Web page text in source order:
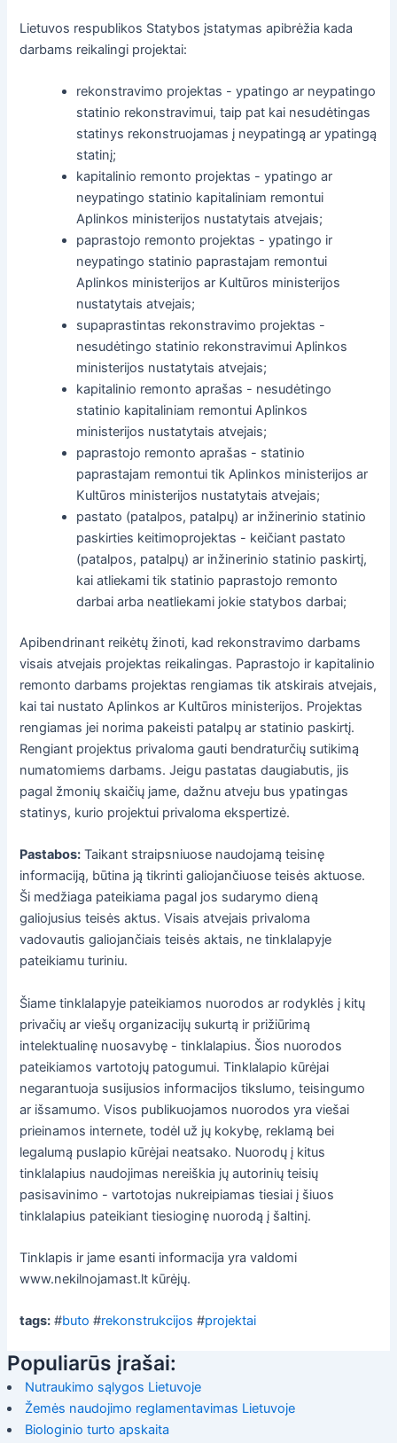
Lietuvos respublikos Statybos įstatymas apibrėžia kada
darbams reikalingi projektai:
rekonstravimo projektas - ypatingo ar neypatingo
statinio rekonstravimui, taip pat kai nesudėtingas
statinys rekonstruojamas į neypatingą ar ypatingą
statinį;
kapitalinio remonto projektas - ypatingo ar
neypatingo statinio kapitaliniam remontui
Aplinkos ministerijos nustatytais atvejais;
paprastojo remonto projektas - ypatingo ir
neypatingo statinio paprastajam remontui
Aplinkos ministerijos ar Kultūros ministerijos
nustatytais atvejais;
supaprastintas rekonstravimo projektas -
nesudėtingo statinio rekonstravimui Aplinkos
ministerijos nustatytais atvejais;
kapitalinio remonto aprašas - nesudėtingo
statinio kapitaliniam remontui Aplinkos
ministerijos nustatytais atvejais;
paprastojo remonto aprašas - statinio
paprastajam remontui tik Aplinkos ministerijos ar
Kultūros ministerijos nustatytais atvejais;
pastato (patalpos, patalpų) ar inžinerinio statinio
paskirties keitimoprojektas - keičiant pastato
(patalpos, patalpų) ar inžinerinio statinio paskirtį,
kai atliekami tik statinio paprastojo remonto
darbai arba neatliekami jokie statybos darbai;
Apibendrinant reikėtų žinoti, kad rekonstravimo darbams
visais atvejais projektas reikalingas. Paprastojo ir kapitalinio
remonto darbams projektas rengiamas tik atskirais atvejais,
kai tai nustato Aplinkos ar Kultūros ministerijos. Projektas
rengiamas jei norima pakeisti patalpų ar statinio paskirtį.
Rengiant projektus privaloma gauti bendraturčių sutikimą
numatomiems darbams. Jeigu pastatas daugiabutis, jis
pagal žmonių skaičių jame, dažnu atveju bus ypatingas
statinys, kurio projektui privaloma ekspertizė.
Pastabos: Taikant straipsniuose naudojamą teisinę
informaciją, būtina ją tikrinti galiojančiuose teisės aktuose.
Ši medžiaga pateikiama pagal jos sudarymo dieną
galiojusius teisės aktus. Visais atvejais privaloma
vadovautis galiojančiais teisės aktais, ne tinklalapyje
pateikiamu turiniu.
Šiame tinklalapyje pateikiamos nuorodos ar rodyklės į kitų
privačių ar viešų organizacijų sukurtą ir prižiūrimą
intelektualinę nuosavybę - tinklalapius. Šios nuorodos
pateikiamos vartotojų patogumui. Tinklalapio kūrėjai
negarantuoja susijusios informacijos tikslumo, teisingumo
ar išsamumo. Visos publikuojamos nuorodos yra viešai
prieinamos internete, todėl už jų kokybę, reklamą bei
legalumą puslapio kūrėjai neatsako. Nuorodų į kitus
tinklalapius naudojimas nereiškia jų autorinių teisių
pasisavinimo - vartotojas nukreipiamas tiesiai į šiuos
tinklalapius pateikiant tiesioginę nuorodą į šaltinį.
Tinklapis ir jame esanti informacija yra valdomi
www.nekilnojamast.lt kūrėjų.
tags: #buto #rekonstrukcijos #projektai
Populiarūs įrašai:
Nutraukimo sąlygos Lietuvoje
Žemės naudojimo reglamentavimas Lietuvoje
Biologinio turto apskaita